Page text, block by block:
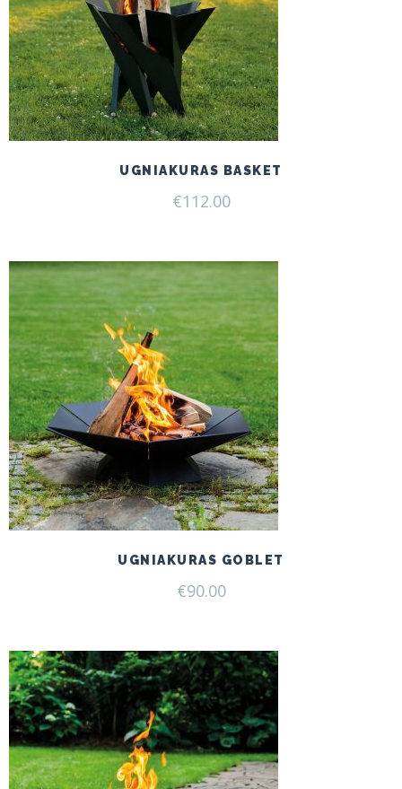
UGNIAKURAS BASKET
€112.00
UGNIAKURAS GOBLET
€90.00